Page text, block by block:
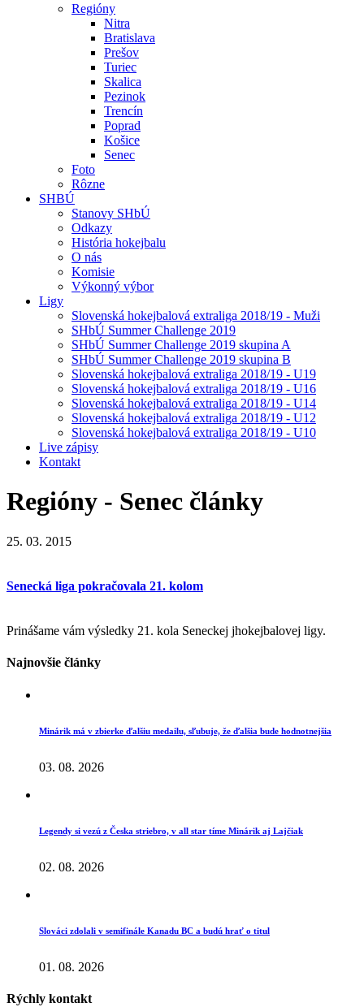
Regióny
Nitra
Bratislava
Prešov
Turiec
Skalica
Pezinok
Trencín
Poprad
Košice
Senec
Foto
Rôzne
SHBÚ
Stanovy SHbÚ
Odkazy
História hokejbalu
O nás
Komisie
Výkonný výbor
Ligy
Slovenská hokejbalová extraliga 2018/19 - Muži
SHbÚ Summer Challenge 2019
SHbÚ Summer Challenge 2019 skupina A
SHbÚ Summer Challenge 2019 skupina B
Slovenská hokejbalová extraliga 2018/19 - U19
Slovenská hokejbalová extraliga 2018/19 - U16
Slovenská hokejbalová extraliga 2018/19 - U14
Slovenská hokejbalová extraliga 2018/19 - U12
Slovenská hokejbalová extraliga 2018/19 - U10
Live zápisy
Kontakt
Regióny - Senec články
25. 03. 2015
Senecká liga pokračovala 21. kolom
Prinášame vám výsledky 21. kola Seneckej jhokejbalovej ligy.
Najnovšie články
Minárik má v zbierke ďalšiu medailu, sľubuje, že ďalšia bude hodnotnejšia
03. 08. 2026
Legendy si vezú z Česka striebro, v all star tíme Minárik aj Lajčiak
02. 08. 2026
Slováci zdolali v semifinále Kanadu BC a budú hrať o titul
01. 08. 2026
Rýchly kontakt